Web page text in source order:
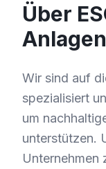
Über
Wir sind auf
spezialisiert
um
unterstützen.
Unternehmen